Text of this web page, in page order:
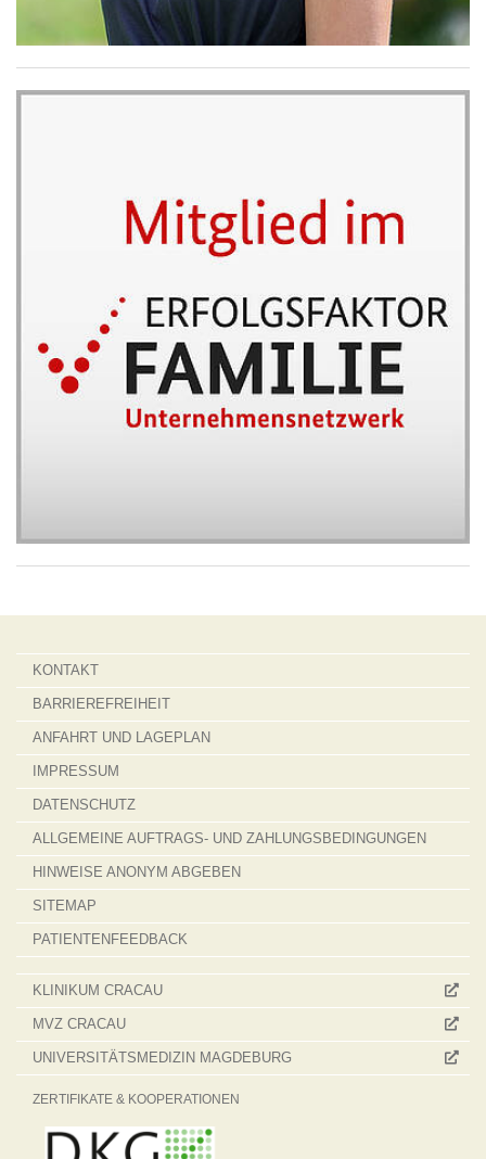
KONTAKT
BARRIEREFREIHEIT
ANFAHRT UND LAGEPLAN
IMPRESSUM
DATENSCHUTZ
ALLGEMEINE AUFTRAGS- UND ZAHLUNGSBEDINGUNGEN
HINWEISE ANONYM ABGEBEN
SITEMAP
PATIENTENFEEDBACK
KLINIKUM CRACAU
MVZ CRACAU
UNIVERSITÄTSMEDIZIN MAGDEBURG
ZERTIFIKATE & KOOPERATIONEN